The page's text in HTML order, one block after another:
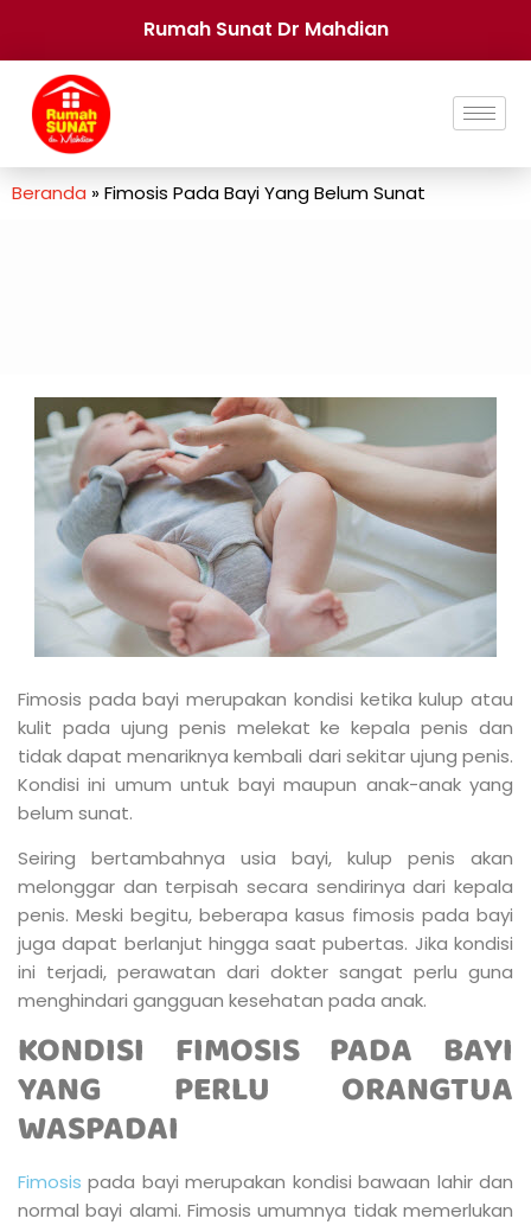
Rumah Sunat Dr Mahdian
Beranda »Fimosis Pada Bayi Yang Belum Sunat
Fimosis pada bayi merupakan kondisi ketika kulup atau
kulit pada ujung penis melekat ke kepala penis dan
tidak dapat menariknya kembali dari sekitar ujung penis.
Kondisi ini umum untuk bayi maupun anak-anak yang
belum sunat.
Seiring bertambahnya usia bayi, kulup penis akan
melonggar dan terpisah secara sendirinya dari kepala
penis. Meski begitu, beberapa kasus fimosis pada bayi
juga dapat berlanjut hingga saat pubertas. Jika kondisi
ini terjadi, perawatan dari dokter sangat perlu guna
menghindari gangguan kesehatan pada anak.
KONDISI FIMOSIS PADA BAYI
YANG PERLU ORANGTUA
WASPADAI
Fimosis pada bayi merupakan kondisi bawaan lahir dan
normal bayi alami. Fimosis umumnya tidak memerlukan